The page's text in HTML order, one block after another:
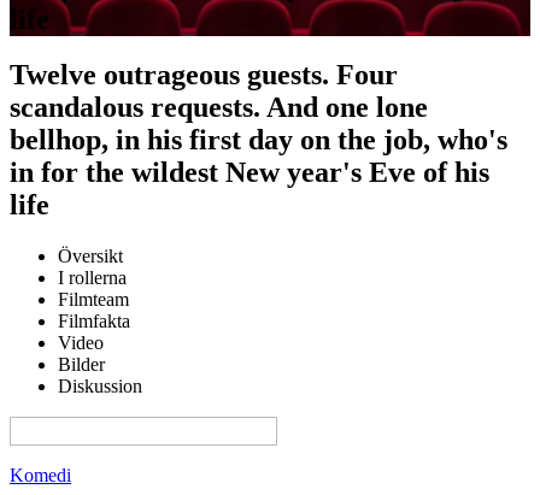
life
Twelve outrageous guests. Four
scandalous requests. And one lone
bellhop, in his first day on the job, who's
in for the wildest New year's Eve of his
life
Översikt
I rollerna
Filmteam
Filmfakta
Video
Bilder
Diskussion
Komedi